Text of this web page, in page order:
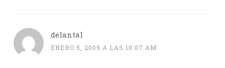
delantal
ENERO 5, 2009 A LAS 10:07 AM